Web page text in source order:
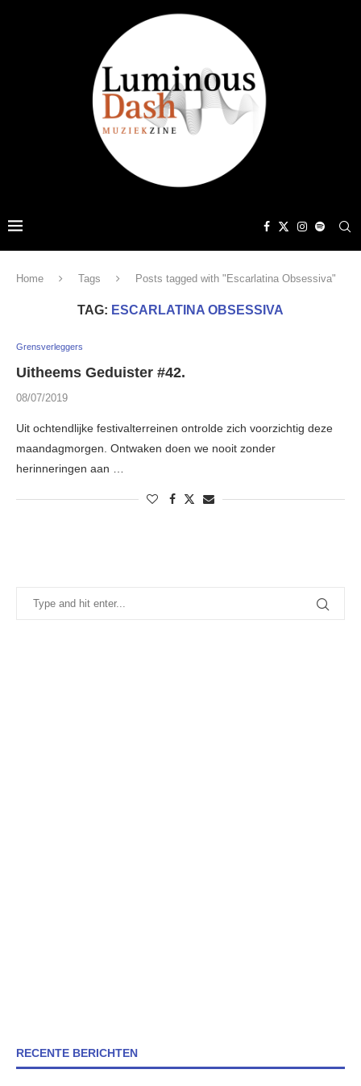
Home Tags Posts tagged with "Escarlatina Obsessiva"
TAG: ESCARLATINA OBSESSIVA
Grensverleggers
Uitheems Geduister #42.
08/07/2019
Uit ochtendlijke festivalterreinen ontrolde zich voorzichtig deze
maandagmorgen. Ontwaken doen we nooit zonder
herinneringen aan …
RECENTE BERICHTEN